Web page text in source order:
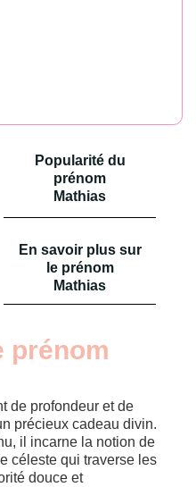
Popularité du
prénom
Mathias
En savoir plus sur
le prénom
Mathias
prénom
de profondeur et de
précieux cadeau divin.
il incarne la notion de
céleste qui traverse les
douce et